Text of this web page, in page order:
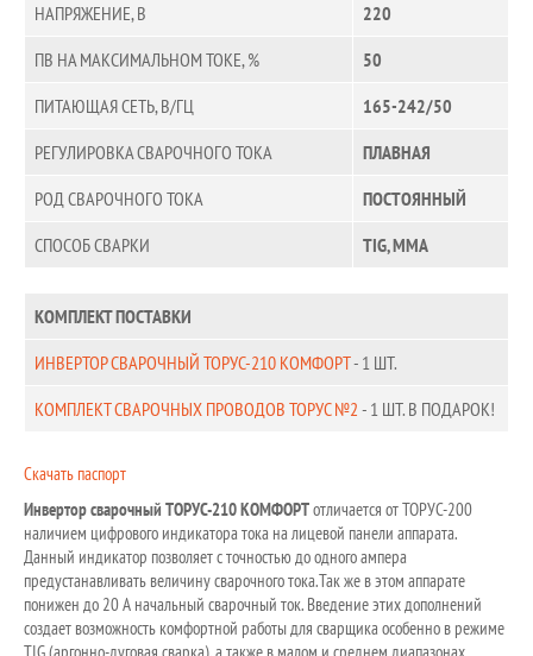
НАПРЯЖЕНИЕ, В
220
ПВ НА МАКСИМАЛЬНОМ ТОКЕ, %
50
ПИТАЮЩАЯ СЕТЬ, В/ГЦ
165-242/50
РЕГУЛИРОВКА СВАРОЧНОГО ТОКА
ПЛАВНАЯ
РОД СВАРОЧНОГО ТОКА
ПОСТОЯННЫЙ
СПОСОБ СВАРКИ
TIG, ММА
КОМПЛЕКТ ПОСТАВКИ
ИНВЕРТОР СВАРОЧНЫЙ ТОРУС-210 КОМФОРТ- 1 ШТ.
КОМПЛЕКТ СВАРОЧНЫХ ПРОВОДОВ ТОРУС №2 - 1 ШТ. В ПОДАРОК!
Cкачать паспорт
Инвертор сварочный ТОРУС-210 КОМФОРТотличается от ТОРУС-200
наличием цифрового индикатора тока на лицевой панели аппарата.
Данный индикатор позволяет с точностью до одного ампера
предустанавливать величину сварочного тока.Так же в этом аппарате
понижен до 20 А начальный сварочный ток. Введение этих дополнений
создает возможность комфортной работы для сварщика особенно в режиме